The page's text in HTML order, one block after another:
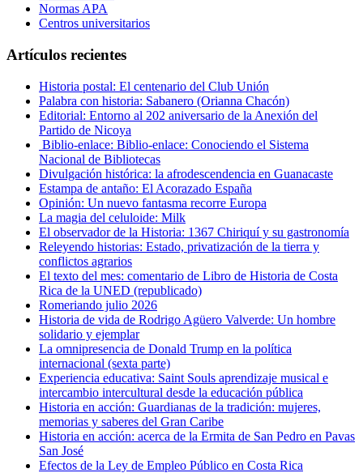
Normas APA
Centros universitarios
Artículos recientes
Historia postal: El centenario del Club Unión
Palabra con historia: Sabanero (Orianna Chacón)
Editorial: Entorno al 202 aniversario de la Anexión del
Partido de Nicoya
Biblio-enlace: Biblio-enlace: Conociendo el Sistema
Nacional de Bibliotecas
Divulgación histórica: la afrodescendencia en Guanacaste
Estampa de antaño: El Acorazado España
Opinión: Un nuevo fantasma recorre Europa
La magia del celuloide: Milk
El observador de la Historia: 1367 Chiriquí y su gastronomía
Releyendo historias: Estado, privatización de la tierra y
conflictos agrarios
El texto del mes: comentario de Libro de Historia de Costa
Rica de la UNED (republicado)
Romeriando julio 2026
Historia de vida de Rodrigo Agüero Valverde: Un hombre
solidario y ejemplar
La omnipresencia de Donald Trump en la política
internacional (sexta parte)
Experiencia educativa: Saint Souls aprendizaje musical e
intercambio intercultural desde la educación pública
Historia en acción: Guardianas de la tradición: mujeres,
memorias y saberes del Gran Caribe
Historia en acción: acerca de la Ermita de San Pedro en Pavas
San José
Efectos de la Ley de Empleo Público en Costa Rica